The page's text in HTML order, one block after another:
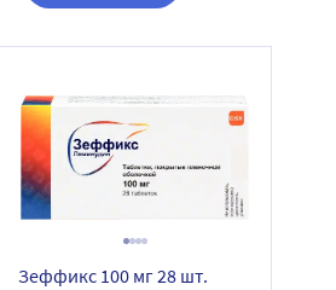
Зеффикс 100 мг 28 шт.